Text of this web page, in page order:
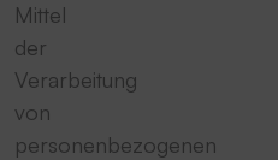
Mittel
der
Verarbeitung
von
personenbezogenen